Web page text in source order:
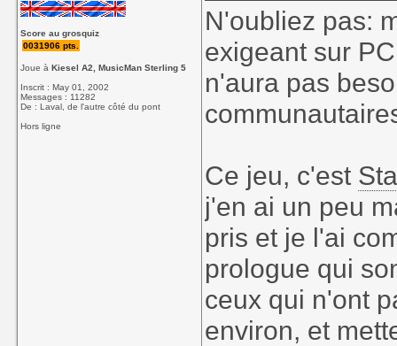
Score au grosquiz
0031906 pts.
Joue àKiesel A2, MusicMan Sterling 5
Inscrit : May 01, 2002
Messages : 11282
De : Laval, de l'autre côté du pont
Hors ligne
N'oubliez pas:
exigeant sur
n'aura pas
Ce jeu, c'est
j'en ai un peu
pris et je l'ai
prologue qui
ceux qui n'ont
environ, et